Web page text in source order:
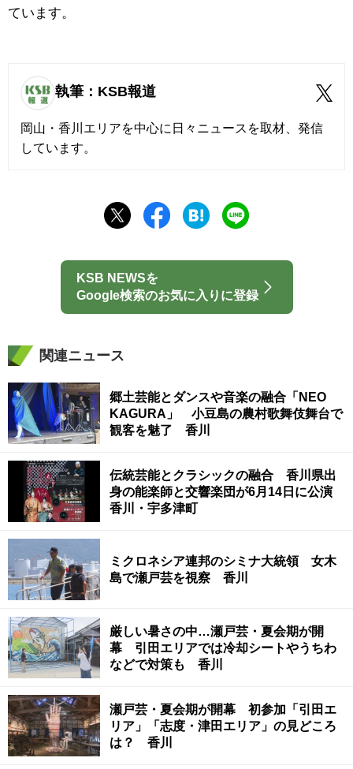
ています。
執筆：KSB報道
岡山・香川エリアを中心に日々ニュースを取材、発信
しています。
KSB NEWSを
Google検索のお気に入りに登録
関連ニュース
郷土芸能とダンスや音楽の融合「NEO
KAGURA」 小豆島の農村歌舞伎舞台で
観客を魅了 香川
伝統芸能とクラシックの融合 香川県出
身の能楽師と交響楽団が6月14日に公演
香川・宇多津町
ミクロネシア連邦のシミナ大統領 女木
島で瀬戸芸を視察 香川
厳しい暑さの中…瀬戸芸・夏会期が開
幕 引田エリアでは冷却シートやうちわ
などで対策も 香川
瀬戸芸・夏会期が開幕 初参加「引田エ
リア」「志度・津田エリア」の見どころ
は？ 香川